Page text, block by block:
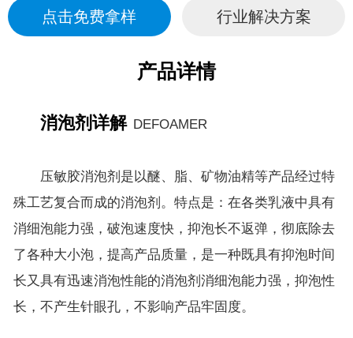
点击免费拿样 行业解决方案
产品详情
消泡剂详解 DEFOAMER
压敏胶消泡剂是以醚、脂、矿物油精等产品经过特
殊工艺复合而成的消泡剂。特点是：在各类乳液中具有
消细泡能力强，破泡速度快，抑泡长不返弹，彻底除去
了各种大小泡，提高产品质量，是一种既具有抑泡时间
长又具有迅速消泡性能的消泡剂消细泡能力强，抑泡性
长，不产生针眼孔，不影响产品牢固度。